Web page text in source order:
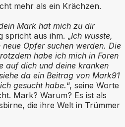
mehr als ein Krächzen.
Mark hat mich zu dir
spricht aus ihm. „Ich wusste,
Opfer suchen werden. Die
habe ich mich in Foren
auf dich und deine kranken
da ein Beitrag von Mark91
gesucht habe.“, seine Worte
Mark? Warum? Es ist als
die ihre Welt in Trümmer